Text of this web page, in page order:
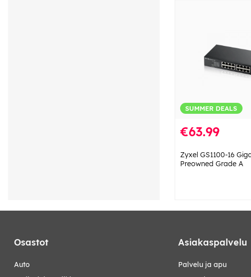
SUMMER DEALS
€63.99
Zyxel GS1100-16
Preowned Grade A
Osastot
auto
Asiakaspalvelu
Palvelu ja apu